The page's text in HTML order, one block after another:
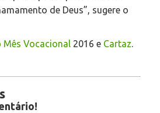
de Deus”, sugere o
Mês Vocacional 2016 e Cartaz.